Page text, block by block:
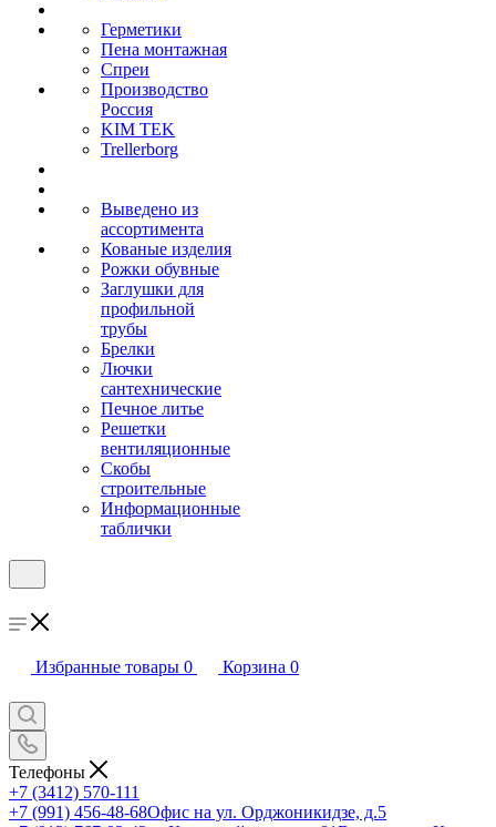
Герметики
Пена монтажная
Спреи
Производство
Россия
KIM TEK
Trellerborg
Выведено из
ассортимента
Кованые изделия
Рожки обувные
Заглушки для
профильной
трубы
Брелки
Лючки
сантехнические
Печное литье
Решетки
вентиляционные
Скобы
строительные
Информационные
таблички
Избранные товары 0 Корзина 0
Телефоны
+7 (3412) 570-111
+7 (991) 456-48-68Офис на ул. Орджоникидзе, д.5